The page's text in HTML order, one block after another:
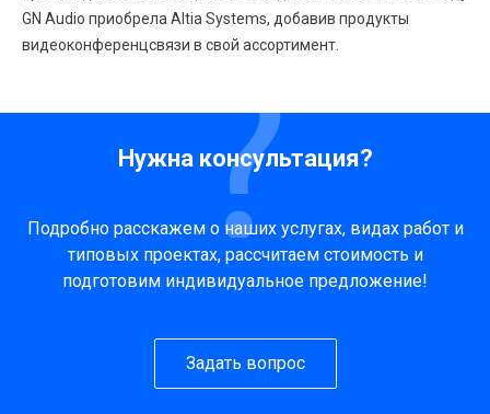
GN Audio приобрела Altia Systems, добавив продукты
видеоконференцсвязи в свой ассортимент.
Нужна консультация?
Подробно расскажем о наших услугах, видах работ и
типовых проектах, рассчитаем стоимость и
подготовим индивидуальное предложение!
Задать вопрос